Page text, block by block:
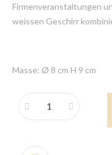
Firmenveranstaltungen
weissen Geschirr
Masse: Ø 8 cm H 9 cm